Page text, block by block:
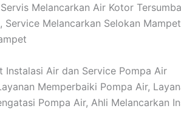
Melancarkan Air Kotor
Service Melancarkan Selokan
Instalasi Air dan Service Pompa Air
Memperbaiki Pompa Air,
Pompa Air, Ahli Melancarkan